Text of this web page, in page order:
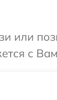
или
с